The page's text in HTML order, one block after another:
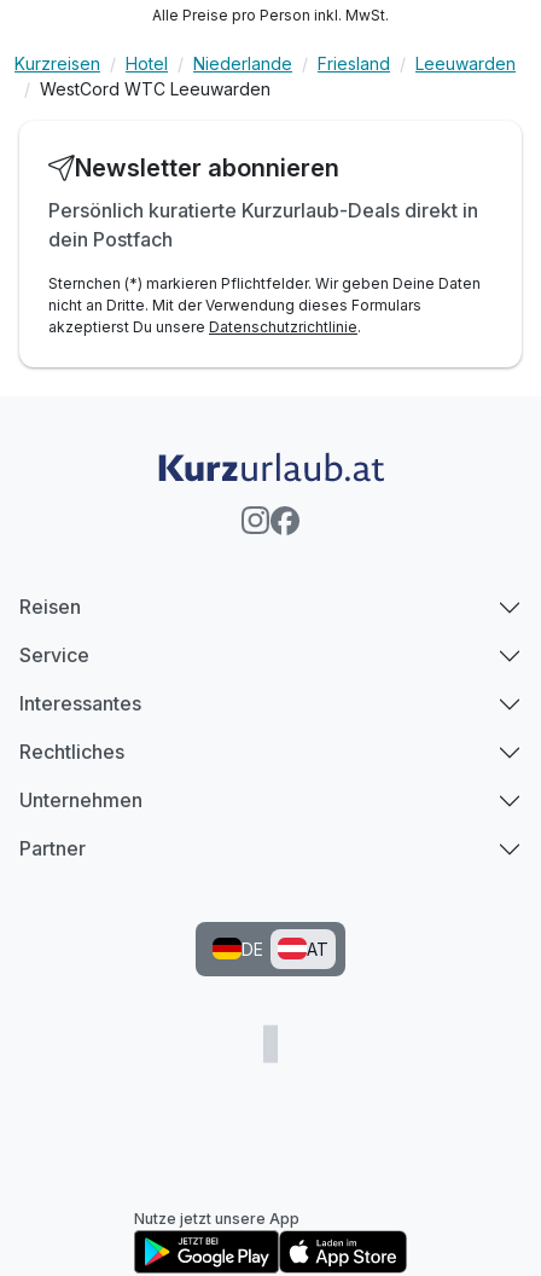
Alle Preise pro Person inkl. MwSt.
Kurzreisen Hotel Niederlande Friesland
Leeuwarden
WestCord WTC Leeuwarden
Newsletter abonnieren
Persönlich kuratierte Kurzurlaub-Deals direkt in
dein Postfach
Sternchen (*) markieren Pflichtfelder. Wir geben Deine Daten
nicht an Dritte. Mit der Verwendung dieses Formulars
akzeptierst Du unsere Datenschutzrichtlinie.
Reisen
Service
Interessantes
Rechtliches
Unternehmen
Partner
DE AT
Nutze jetzt unsere App